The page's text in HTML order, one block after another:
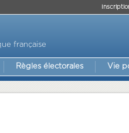
française
Règles électorales Vie